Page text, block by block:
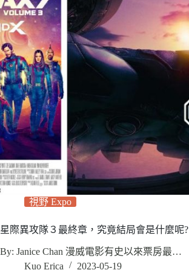
視野 Expo
星際異攻隊３最終章，究竟結局會是什麼呢?
By: Janice Chan 漫威電影有史以來票房最…
Kuo Erica
2023-05-19